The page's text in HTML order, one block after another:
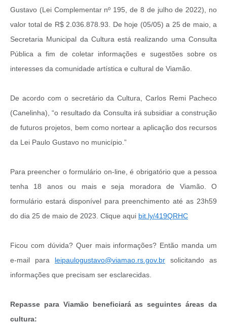
Gustavo (Lei Complementar nº 195, de 8 de julho de 2022), no
valor total de R$ 2.036.878.93. De hoje (05/05) a 25 de maio, a
Secretaria Municipal da Cultura está realizando uma Consulta
Pública a fim de coletar informações e sugestões sobre os
interesses da comunidade artística e cultural de Viamão.
De acordo com o secretário da Cultura, Carlos Remi Pacheco
(Canelinha), “o resultado da Consulta irá subsidiar a construção
de futuros projetos, bem como nortear a aplicação dos recursos
da Lei Paulo Gustavo no município.”
Para preencher o formulário on-line, é obrigatório que a pessoa
tenha 18 anos ou mais e seja moradora de Viamão. O
formulário estará disponível para preenchimento até as 23h59
do dia 25 de maio de 2023. Clique aqui bit.ly/419QRHC
Ficou com dúvida? Quer mais informações? Então manda um
e-mail para leipaulogustavo@viamao.rs.gov.br solicitando as
informações que precisam ser esclarecidas.
Repasse para Viamão beneficiará as seguintes áreas da
cultura: